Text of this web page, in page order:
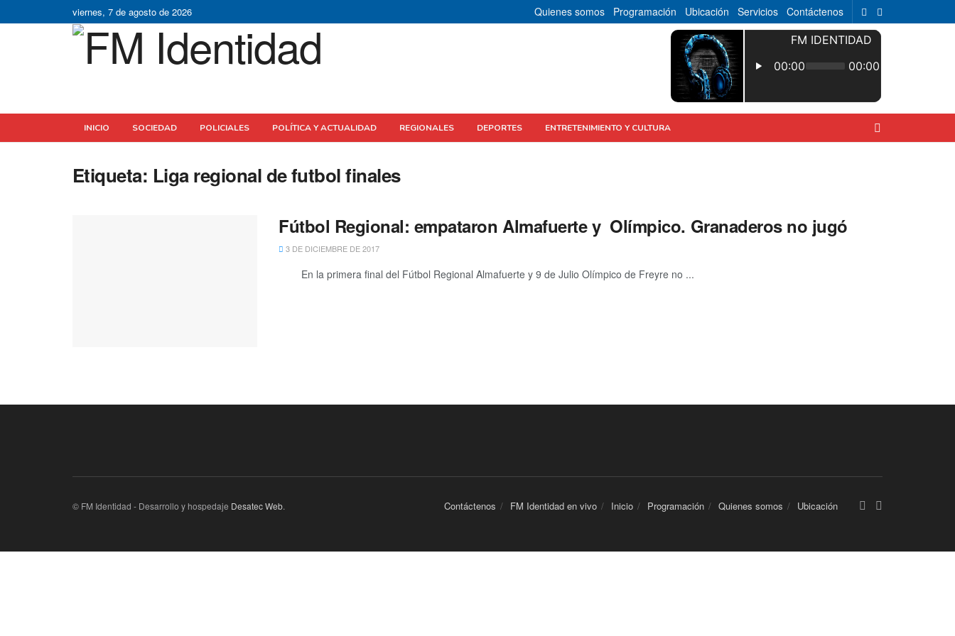
viernes, 7 de agosto de 2026 Quienes somos Programación Ubicación Servicios Contáctenos
INICIO SOCIEDAD POLICIALES POLÍTICA Y ACTUALIDAD REGIONALES DEPORTES ENTRETENIMIENTO Y CULTURA
Etiqueta: Liga regional de futbol finales
Fútbol Regional: empataron Almafuerte y Olímpico. Granaderos no jugó
3 DE DICIEMBRE DE 2017
En la primera final del Fútbol Regional Almafuerte y 9 de Julio Olímpico de Freyre no ...
Contáctenos FM Identidad en vivo Inicio Programación Quienes somos Ubicación
© FM Identidad - Desarrollo y hospedaje Desatec Web.